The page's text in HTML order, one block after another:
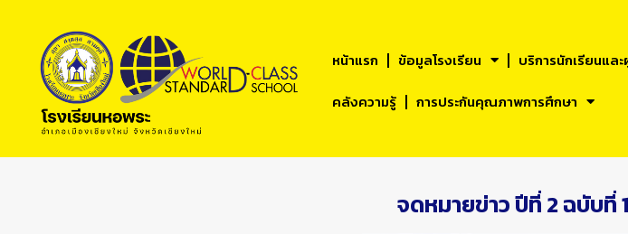
หน้าแรก ข้อมูลโรงเรียน บริการนักเรียนแล
คลังความรู้
การประกันคุณภาพการศึกษา
จดหมายข่าว ปีที่ 2 ฉบับที่